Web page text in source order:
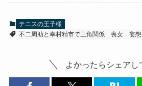
テニスの王子様
不二周助と幸村精市で三角関係
喪女 妄想
よかったらシェアし